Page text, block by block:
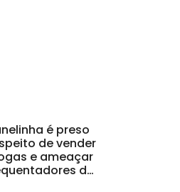
é preso
de vender
e ameaçar
da